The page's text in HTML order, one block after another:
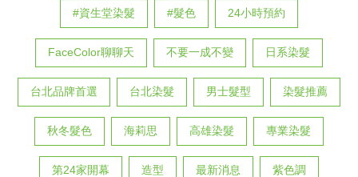
#資生堂染髮 #髮色 24小時預約
FaceColor聊聊天 不要一成不變 日系染髮
台北品牌首選 台北染髮 男士髮型 染髮推薦
秋冬髮色 海莉思 高雄染髮 專業染髮
第24家開幕 造型 最新消息 紫色調